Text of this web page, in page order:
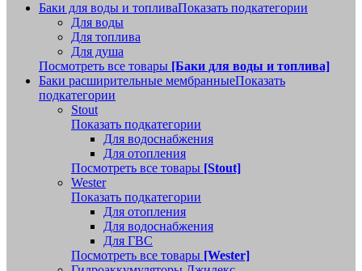
Баки для воды и топливаПоказать подкатегории
Для воды
Для топлива
Для душа
Посмотреть все товары [Баки для воды и топлива]
Баки расширительные мембранныеПоказать
подкатегории
Stout
Показать подкатегории
Для водоснабжения
Для отопления
Посмотреть все товары [Stout]
Wester
Показать подкатегории
Для отопления
Для водоснабжения
Для ГВС
Посмотреть все товары [Wester]